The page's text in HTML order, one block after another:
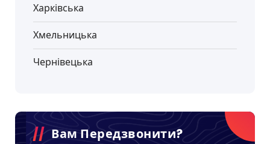
Харківська
Хмельницька
Чернівецька
Вам Передзвонити?